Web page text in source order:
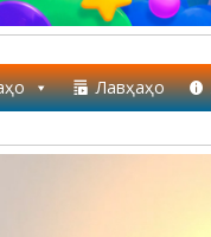
Лавҳаҳо